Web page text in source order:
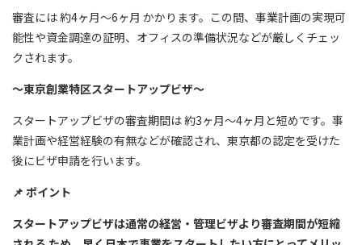
審査には 約4ヶ月～6ヶ月 かかります。この間、事業計画の実現可
能性や資金調達の証明、オフィスの準備状況などが厳しくチェッ
クされます。
～東京創業特区スタートアップビザ～
スタートアップビザの審査期間は 約3ヶ月～4ヶ月と短めです。事
業計画や経営経験の有無などが確認され、東京都の認定を受けた
後にビザ申請を行います。
📌 ポイント
スタートアップビザは通常の経営・管理ビザより審査期間が短縮